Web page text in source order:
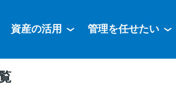
資産の活用 管理を任せたい